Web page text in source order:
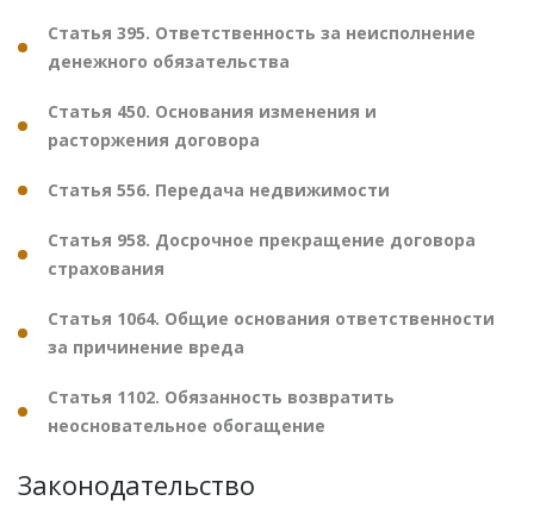
Статья 395. Ответственность за неисполнение
денежного обязательства
Статья 450. Основания изменения и
расторжения договора
Статья 556. Передача недвижимости
Статья 958. Досрочное прекращение договора
страхования
Статья 1064. Общие основания ответственности
за причинение вреда
Статья 1102. Обязанность возвратить
неосновательное обогащение
Законодательство